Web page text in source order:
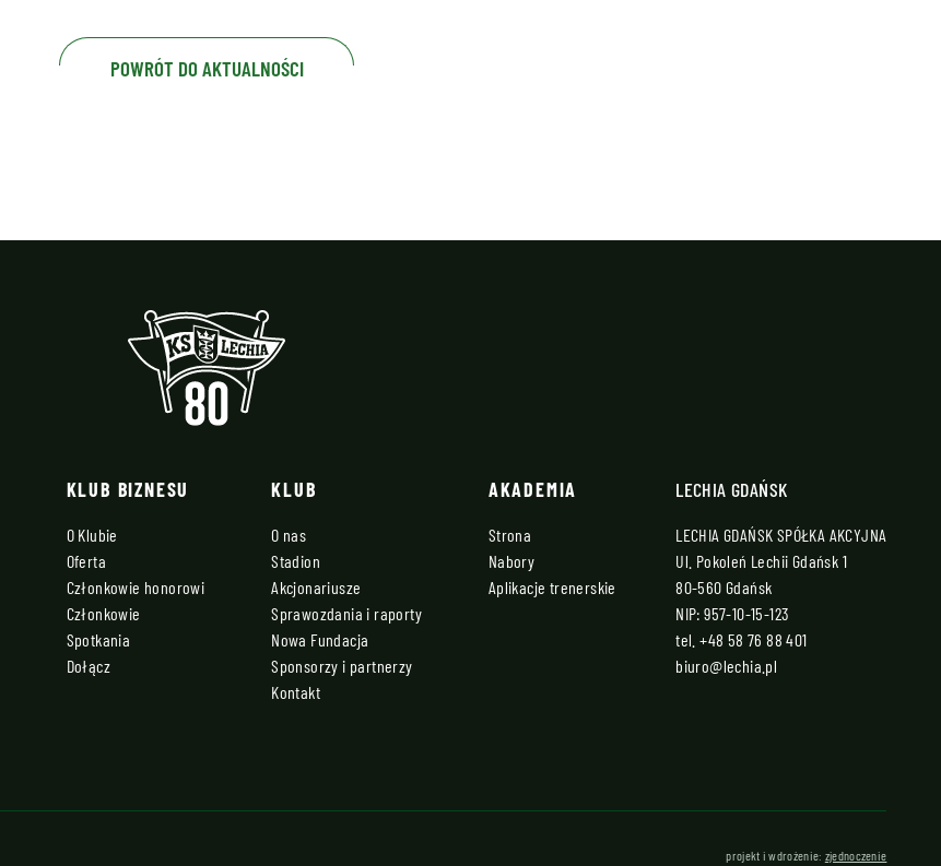
POWRÓT DO AKTUALNOŚCI
KLUB BIZNESU
O Klubie
Oferta
Członkowie honorowi
Członkowie
Spotkania
Dołącz
KLUB
O nas
Stadion
Akcjonariusze
Sprawozdania i raporty
Nowa Fundacja
Sponsorzy i partnerzy
Kontakt
AKADEMIA
Strona
Nabory
Aplikacje trenerskie
LECHIA GDAŃSK
LECHIA GDAŃSK SPÓŁKA AKCYJNA
Ul. Pokoleń Lechii Gdańsk 1
80-560 Gdańsk
NIP: 957-10-15-123
tel.+48 58 76 88 401
biuro@lechia.pl
projekt i wdrożenie: zjednoczenie